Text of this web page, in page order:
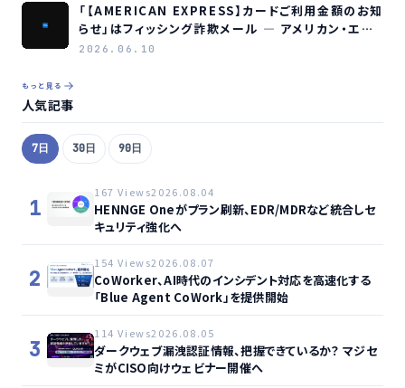
「【AMERICAN EXPRESS】カードご利用金額のお知
らせ」はフィッシング詐欺メール ― アメリカン・エキ
スプレスを装う偽メールの見分け方
2026.06.10
もっと見る
人気記事
7日 30日 90日
1
167 Views2026.08.04
HENNGE Oneがプラン刷新、EDR/MDRなど統合しセ
キュリティ強化へ
2
154 Views2026.08.07
CoWorker、AI時代のインシデント対応を高速化する
「Blue Agent CoWork」を提供開始
3
114 Views2026.08.05
ダークウェブ漏洩認証情報、把握できているか？ マジセ
ミがCISO向けウェビナー開催へ